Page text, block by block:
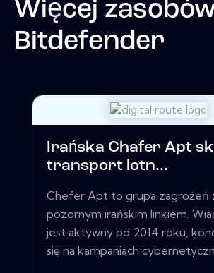
Więcej
Bitdefender
Irańska Chafer Apt
transport lotn...
Chefer Apt to grupa zagrożeń
pozornym irańskim linkiem.
jest aktywny od 2014 roku,
się na kampaniach